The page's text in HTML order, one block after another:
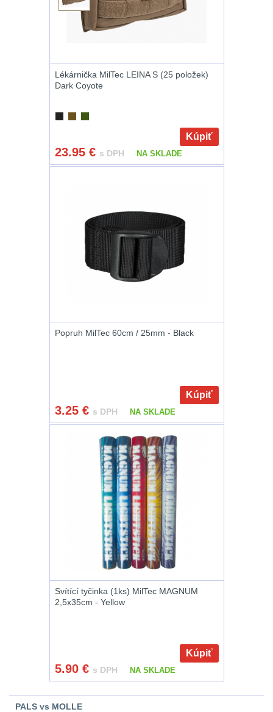
.40 .4110
.357 .38 (9mm)11
Náradie a nástroje k
.243 .260 (6.5mm)7
12GA, 20GA10
.357 .38 (9mm)7
Popruhy a poutka40
Kolimátory53
Zvětšovací moduly5
Lékárnička MilTec LEINA S (25 položek)
Dark Coyote
Kúpiť
23.95 € s DPH NA SKLADE
Popruh MilTec 60cm / 25mm - Black
Kúpiť
3.25 € s DPH NA SKLADE
Svítící tyčinka (1ks) MilTec MAGNUM
2,5x35cm - Yellow
Kúpiť
5.90 € s DPH NA SKLADE
PALS vs MOLLE